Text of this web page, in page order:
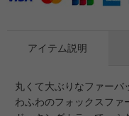
アイテム説明
丸くて大ぶりなファーバ
わふわのフォックスファ